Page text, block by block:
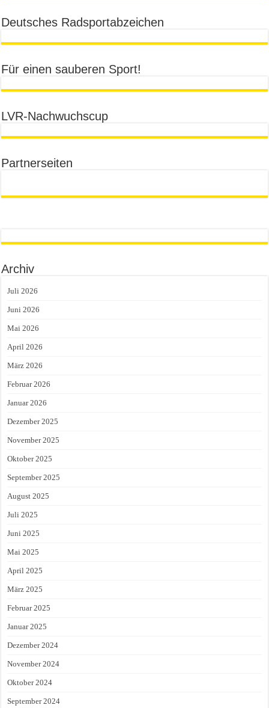
Deutsches Radsportabzeichen
Für einen sauberen Sport!
LVR-Nachwuchscup
Partnerseiten
Archiv
Juli 2026
Juni 2026
Mai 2026
April 2026
März 2026
Februar 2026
Januar 2026
Dezember 2025
November 2025
Oktober 2025
September 2025
August 2025
Juli 2025
Juni 2025
Mai 2025
April 2025
März 2025
Februar 2025
Januar 2025
Dezember 2024
November 2024
Oktober 2024
September 2024